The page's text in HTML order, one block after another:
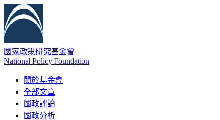
國家政策研究基金會
National Policy Foundation
關於基金會
全部文章
國政評論
國政分析